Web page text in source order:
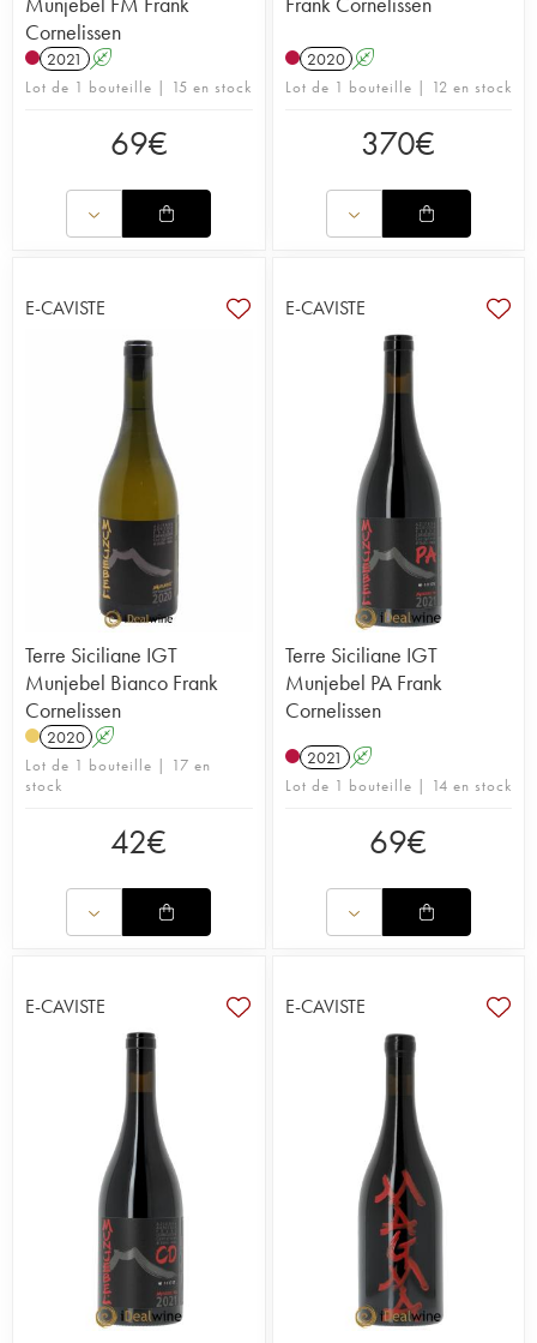
Cornelissen
2021 A
Lot de 1 bouteille | 15 en stock
69€
2020 A
Lot de 1 bouteille | 12 en stock
370€
E-CAVISTE
Terre Siciliane IGT
Munjebel Bianco Frank
Cornelissen
2020 A
Lot de 1 bouteille | 17 en
stock
42€
E-CAVISTE
Terre Siciliane IGT
Munjebel PA Frank
Cornelissen
2021 A
Lot de 1 bouteille | 14 en stock
69€
E-CAVISTE E-CAVISTE